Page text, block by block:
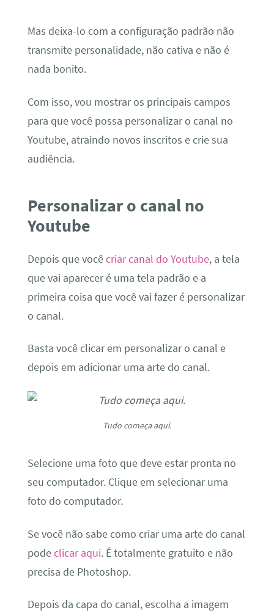
Mas deixa-lo com a configuração padrão não
transmite personalidade, não cativa e não é
nada bonito.
Com isso, vou mostrar os principais campos
para que você possa personalizar o canal no
Youtube, atraindo novos inscritos e crie sua
audiência.
Personalizar o canal no
Youtube
Depois que vocêcriar canal do Youtube, a tela
que vai aparecer é uma tela padrão e a
primeira coisa que você vai fazer é personalizar
o canal.
Basta você clicar em personalizar o canal e
depois em adicionar uma arte do canal.
Tudo começa aqui.
Selecione uma foto que deve estar pronta no
seu computador. Clique em selecionar uma
foto do computador.
Se você não sabe como criar uma arte do canal
podeclicar aqui. É totalmente gratuito e não
precisa de Photoshop.
Depois da capa do canal, escolha a imagem